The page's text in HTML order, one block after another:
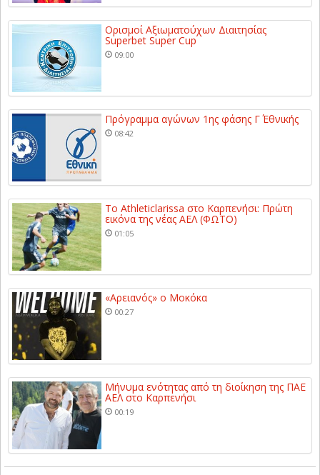
Ορισμοί Αξιωματούχων Διαιτησίας
Superbet Super Cup
09:00
Πρόγραμμα αγώνων 1ης φάσης Γ΄ Εθνικής
08:42
Το Athleticlarissa στο Καρπενήσι: Πρώτη
εικόνα της νέας ΑΕΛ (ΦΩΤΟ)
01:05
«Αρειανός» ο Μοκόκα
00:27
Μήνυμα ενότητας από τη διοίκηση της ΠΑΕ
ΑΕΛ στο Καρπενήσι
00:19